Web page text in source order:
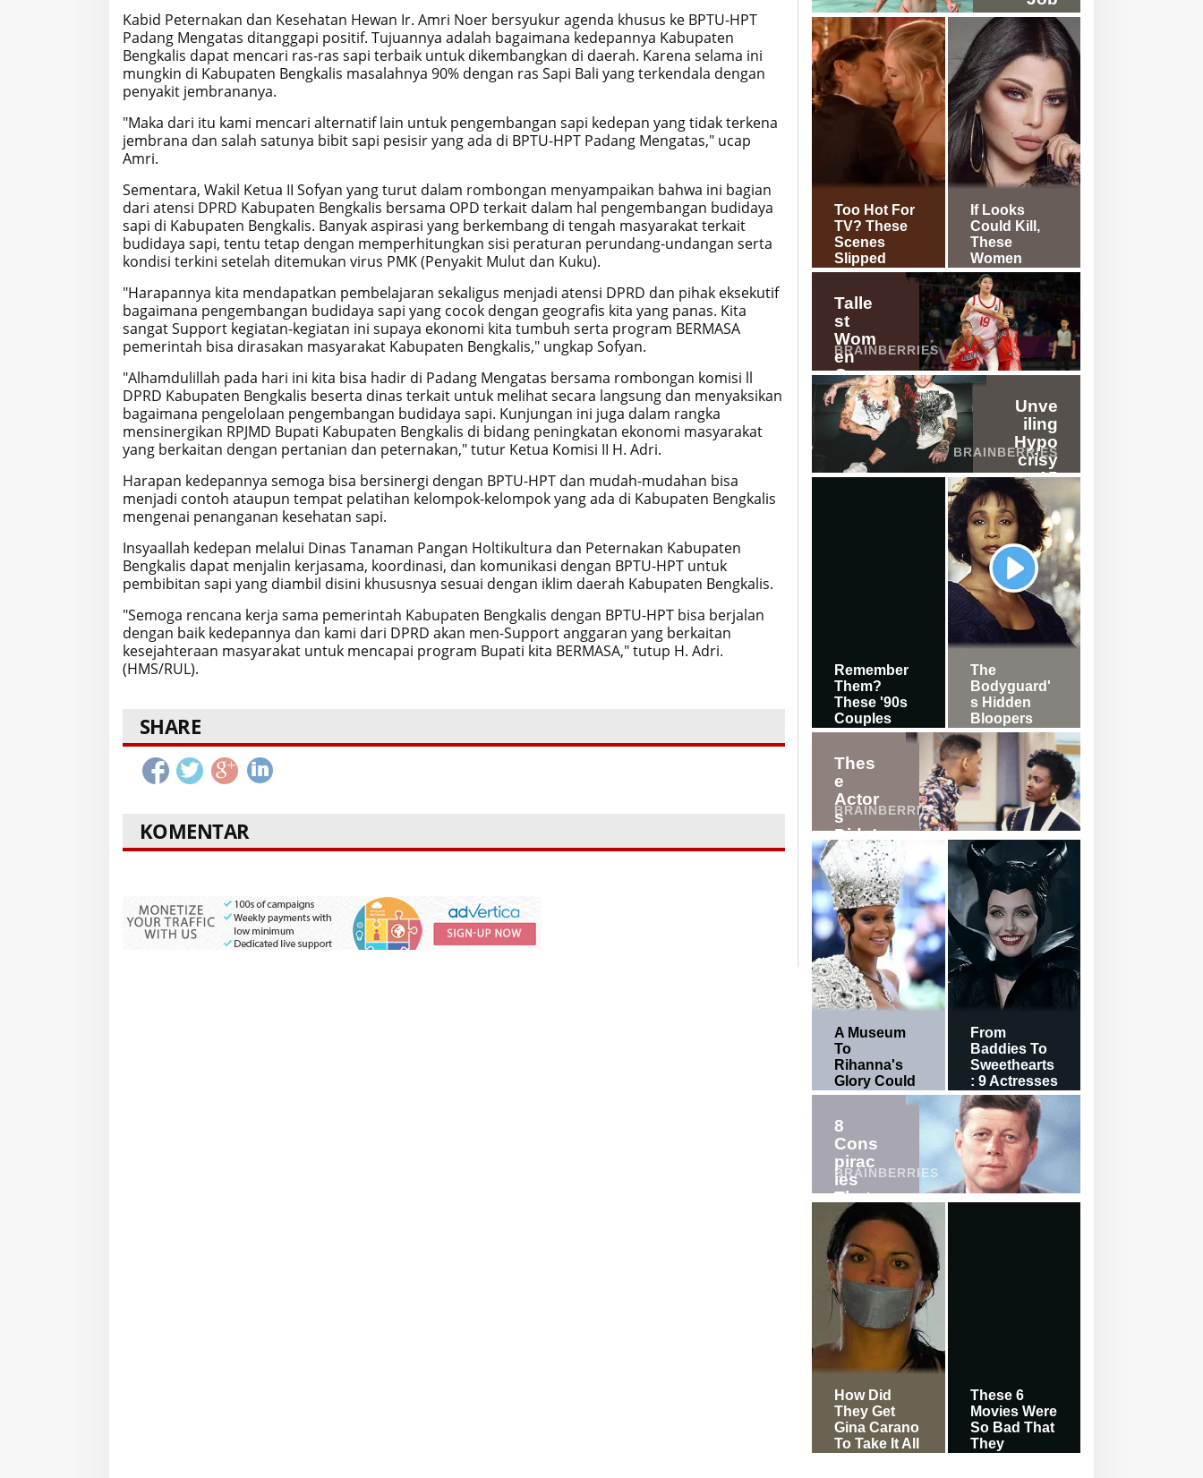
Kabid Peternakan dan Kesehatan Hewan Ir. Amri Noer bersyukur agenda khusus ke BPTU-HPT
Padang Mengatas ditanggapi positif. Tujuannya adalah bagaimana kedepannya Kabupaten
Bengkalis dapat mencari ras-ras sapi terbaik untuk dikembangkan di daerah. Karena selama ini
mungkin di Kabupaten Bengkalis masalahnya 90% dengan ras Sapi Bali yang terkendala dengan
penyakit jembrananya.
"Maka dari itu kami mencari alternatif lain untuk pengembangan sapi kedepan yang tidak terkena
jembrana dan salah satunya bibit sapi pesisir yang ada di BPTU-HPT Padang Mengatas," ucap
Amri.
Sementara, Wakil Ketua II Sofyan yang turut dalam rombongan menyampaikan bahwa ini bagian
dari atensi DPRD Kabupaten Bengkalis bersama OPD terkait dalam hal pengembangan budidaya
sapi di Kabupaten Bengkalis. Banyak aspirasi yang berkembang di tengah masyarakat terkait
budidaya sapi, tentu tetap dengan memperhitungkan sisi peraturan perundang-undangan serta
kondisi terkini setelah ditemukan virus PMK (Penyakit Mulut dan Kuku).
"Harapannya kita mendapatkan pembelajaran sekaligus menjadi atensi DPRD dan pihak eksekutif
bagaimana pengembangan budidaya sapi yang cocok dengan geografis kita yang panas. Kita
sangat Support kegiatan-kegiatan ini supaya ekonomi kita tumbuh serta program BERMASA
pemerintah bisa dirasakan masyarakat Kabupaten Bengkalis," ungkap Sofyan.
"Alhamdulillah pada hari ini kita bisa hadir di Padang Mengatas bersama rombongan komisi ll
DPRD Kabupaten Bengkalis beserta dinas terkait untuk melihat secara langsung dan menyaksikan
bagaimana pengelolaan pengembangan budidaya sapi. Kunjungan ini juga dalam rangka
mensinergikan RPJMD Bupati Kabupaten Bengkalis di bidang peningkatan ekonomi masyarakat
yang berkaitan dengan pertanian dan peternakan," tutur Ketua Komisi II H. Adri.
Harapan kedepannya semoga bisa bersinergi dengan BPTU-HPT dan mudah-mudahan bisa
menjadi contoh ataupun tempat pelatihan kelompok-kelompok yang ada di Kabupaten Bengkalis
mengenai penanganan kesehatan sapi.
Insyaallah kedepan melalui Dinas Tanaman Pangan Holtikultura dan Peternakan Kabupaten
Bengkalis dapat menjalin kerjasama, koordinasi, dan komunikasi dengan BPTU-HPT untuk
pembibitan sapi yang diambil disini khususnya sesuai dengan iklim daerah Kabupaten Bengkalis.
"Semoga rencana kerja sama pemerintah Kabupaten Bengkalis dengan BPTU-HPT bisa berjalan
dengan baik kedepannya dan kami dari DPRD akan men-Support anggaran yang berkaitan
kesejahteraan masyarakat untuk mencapai program Bupati kita BERMASA," tutup H. Adri.
(HMS/RUL).
SHARE
KOMENTAR